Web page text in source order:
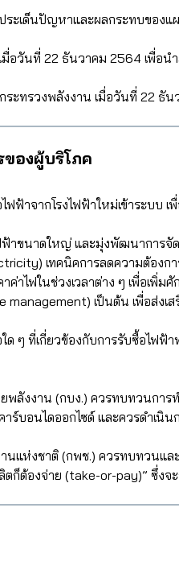
ะเด็นปัญหาและผลกระทบของแ
อวันที่ 22 ธันวาคม 2564 เพื่อนำ
ะทรวงพลังงาน เมื่อวันที่ 22 ธัน
องผู้บริโภค
ฟฟ้าจากโรงไฟฟ้าใหม่เข้าระบบ
ฟฟ้าขนาดใหญ่ และมุ่งพัฒนากา
เทคนิคการลดความต้องกา
ค่าไฟในช่วงเวลาต่าง ๆ เพื่อเ
management) เป็นต้น เพื่อส่ง
ด ๆ ที่เกี่ยวข้องกับการรับซื้อไฟฟ้
พลังงาน (กบง.) ควรทบทวนกา
าร์บอนไดออกไซด์ และควรดำเ
แห่งชาติ (กพช.) ควรทบทวนแล
ก็ต้องจ่าย (take-or-pay)” ซึ่งจ